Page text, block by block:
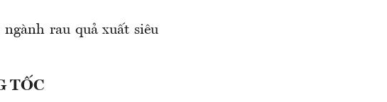
rau quả xuất siêu
TỐC